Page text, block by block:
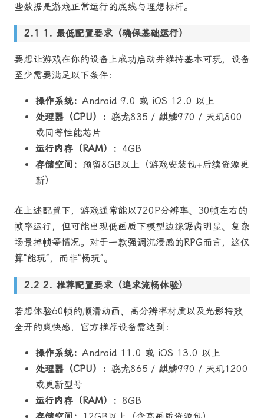
些数据是游戏正常运行的底线与理想标杆。
1. 最低配置要求（确保基础运行）
要想让游戏在你的设备上成功启动并维持基本可玩，设备
至少需要满足以下条件：
操作系统：Android 9.0 或 iOS 12.0 以上
处理器（CPU）： 骁龙835 / 麒麟970 / 天玑800
或同等性能芯片
运行内存（RAM）： 4GB
存储空间： 预留8GB以上（游戏安装包+后续资源更
新）
在上述配置下，游戏通常能以720P分辨率、30帧左右的
帧率运行，但可能出现低画质下模型边缘锯齿明显、复杂
场景掉帧等情况。对于一款强调沉浸感的RPG而言，这仅
算“能玩”，而非“畅玩”。
2. 推荐配置要求（追求流畅体验）
若想体验60帧的顺滑动画、高分辨率材质以及光影特效
全开的爽快感，官方推荐设备需达到：
操作系统： Android 11.0 或 iOS 13.0 以上
处理器（CPU）： 骁龙865 / 麒麟990 / 天玑1200
或更新型号
运行内存（RAM）： 8GB